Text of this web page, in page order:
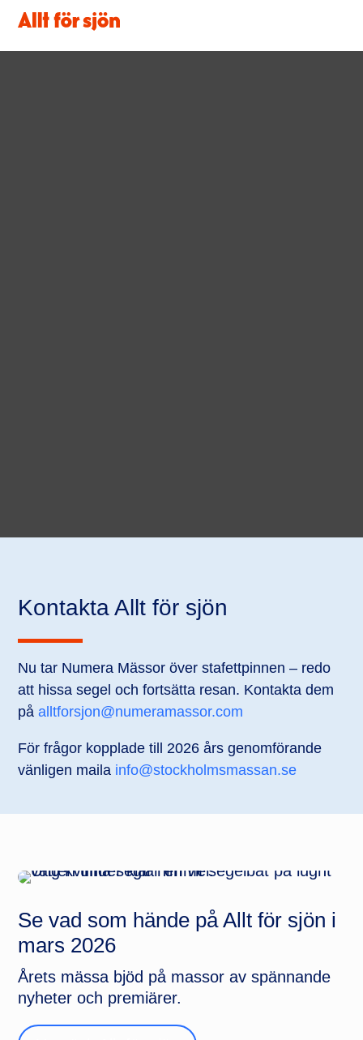
Kontakta Allt för sjön
Nu tar Numera Mässor över stafettpinnen – redo
att hissa segel och fortsätta resan. Kontakta dem
påalltforsjon@numeramassor.com
För frågor kopplade till 2026 års genomförande
vänligen maila info@stockholmsmassan.se
Se vad som hände på Allt för sjön i
mars 2026
Årets mässa bjöd på massor av spännande
nyheter och premiärer.